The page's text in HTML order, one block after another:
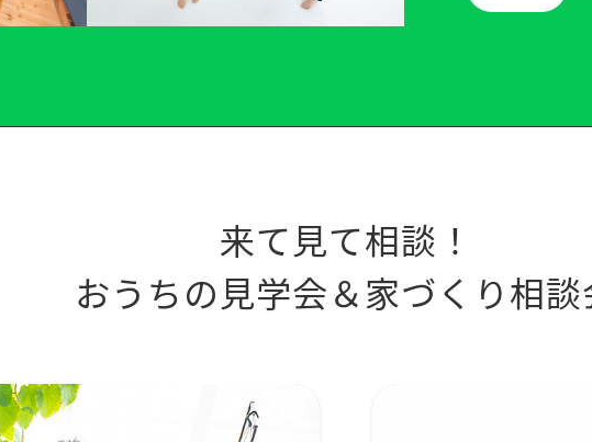
来て見て相談！
おうちの見学会＆家づくり相談